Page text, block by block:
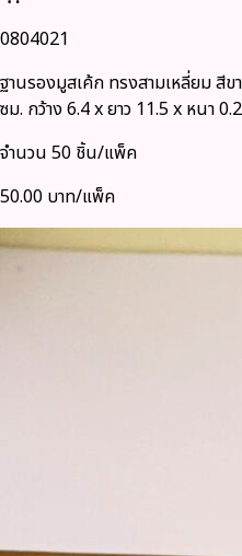
0804021
ฐานรองมูสเค้ก ทรงสามเหลี่ยม สีข
ซม. กว้าง 6.4 x ยาว 11.5 x หนา
จำนวน 50 ชิ้น/แพ็ค
50.00 บาท/แพ็ค